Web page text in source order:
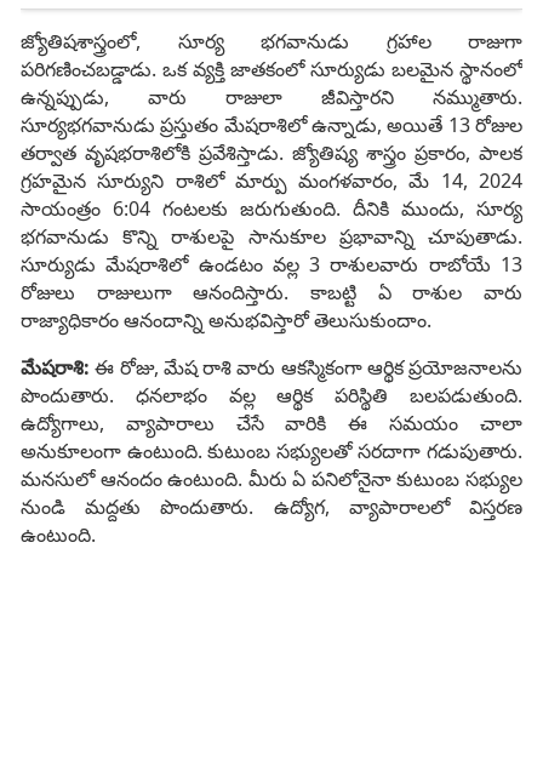
జ్యోతిషశాస్త్రంలో, సూర్య భగవానుడు గ్రహాల రాజుగా
పరిగణించబడ్డాడు. ఒక వ్యక్తి జాతకంలో సూర్యుడు బలమైన స్థానంలో
ఉన్నప్పుడు, వారు రాజులా జీవిస్తారని నమ్ముతారు.
సూర్యభగవానుడు ప్రస్తుతం మేషరాశిలో ఉన్నాడు, అయితే 13 రోజుల
తర్వాత వృషభరాశిలోకి ప్రవేశిస్తాడు. జ్యోతిష్య శాస్త్రం ప్రకారం, పాలక
గ్రహమైన సూర్యుని రాశిలో మార్పు మంగళవారం, మే 14, 2024
సాయంత్రం 6:04 గంటలకు జరుగుతుంది. దీనికి ముందు, సూర్య
భగవానుడు కొన్ని రాశులపై సానుకూల ప్రభావాన్ని చూపుతాడు.
సూర్యుడు మేషరాశిలో ఉండటం వల్ల 3 రాశులవారు రాబోయే 13
రోజులు రాజులుగా ఆనందిస్తారు. కాబట్టి ఏ రాశుల వారు
రాజ్యాధికారం ఆనందాన్ని అనుభవిస్తారో తెలుసుకుందాం.
మేషరాశి: ఈ రోజు, మేష రాశి వారు ఆకస్మికంగా ఆర్థిక ప్రయోజనాలను
పొందుతారు. ధనలాభం వల్ల ఆర్థిక పరిస్థితి బలపడుతుంది.
ఉద్యోగాలు, వ్యాపారాలు చేసే వారికి ఈ సమయం చాలా
అనుకూలంగా ఉంటుంది. కుటుంబ సభ్యులతో సరదాగా గడుపుతారు.
మనసులో ఆనందం ఉంటుంది. మీరు ఏ పనిలోనైనా కుటుంబ సభ్యుల
నుండి మద్దతు పొందుతారు. ఉద్యోగ, వ్యాపారాలలో విస్తరణ
ఉంటుంది.